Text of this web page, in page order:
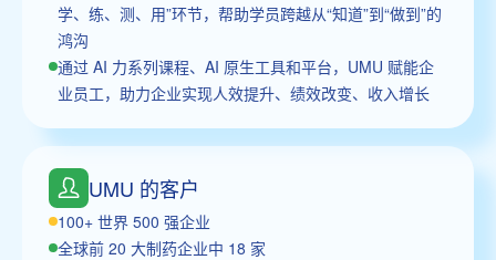
学、练、测、用”环节，帮助学员跨越从“知道”到“做到”的
鸿沟
通过 AI 力系列课程、AI 原生工具和平台，UMU 赋能企
业员工，助力企业实现人效提升、绩效改变、收入增长
UMU 的客户
100+ 世界 500 强企业
全球前 20 大制药企业中 18 家